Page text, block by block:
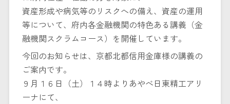
資産形成や病気等のリスクへの備え、資産の運用
等について、府内各金融機関の特色ある講義（金
融機関スクラムコース）を開催しています。
今回のお知らせは、京都北都信用金庫様の講義の
ご案内です。
９月１６日（土）１４時よりあやべ日東精工アリ
ーナにて、